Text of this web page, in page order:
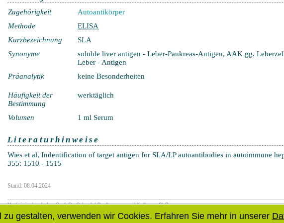
gestalten, verwenden wir Cookies. Erfahren Sie mehr in unserer
Zugehörigkeit
Autoantikörper
Methode
ELISA
Kurzbezeichnung
SLA
Synonyme
soluble liver antigen - Leber-Pankreas-Antigen, AAK gg.
Leber - Antigen
Präanalytik
keine Besonderheiten
Häufigkeit der
Bestimmung
werktäglich
Volumen 1 ml Serum
Literaturhinweise
Wies et al, Indentification of target antigen for SLA/LP autoantibodies in autoimmune
355: 1510 - 1515
Stand: 08.04.2024
Medizinisches Labor Prof. Dr. Schenk / Dr. Ansorge und Kollegen GbR
© 2014 - 2025 |Datenschutzbestimmung|Sitemap|Anmelden